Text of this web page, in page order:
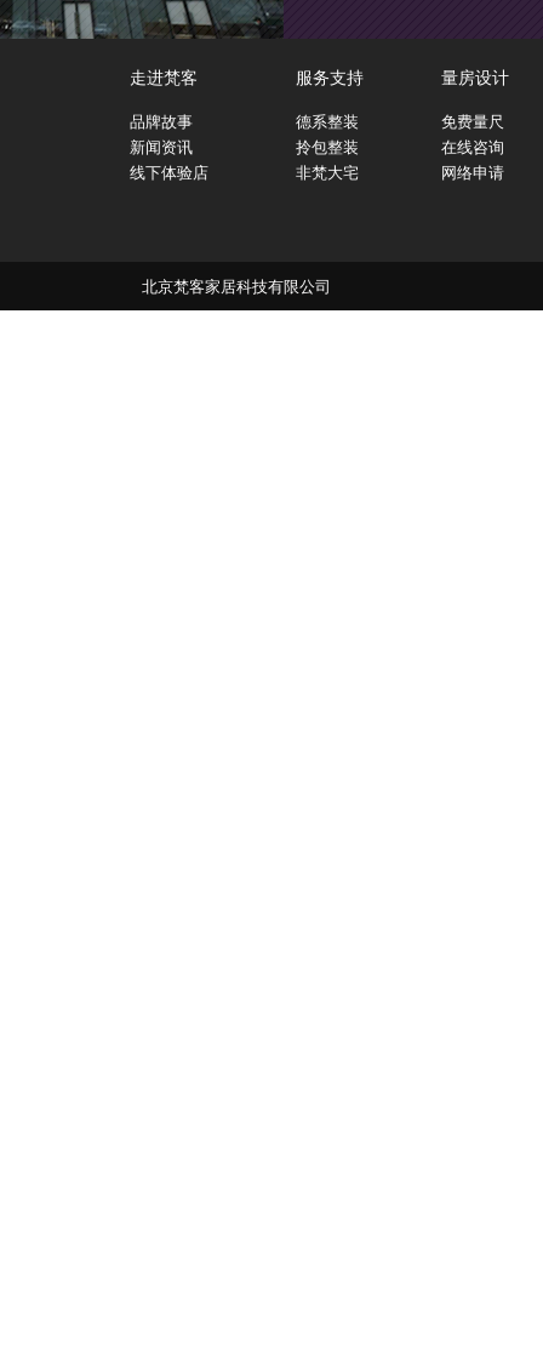
走进梵客
品牌故事
新闻资讯
线下体验店
服务支持
德系整装
拎包整装
非梵大宅
量房设计
免费量尺
在线咨询
网络申请
北京梵客家居科技有限公司